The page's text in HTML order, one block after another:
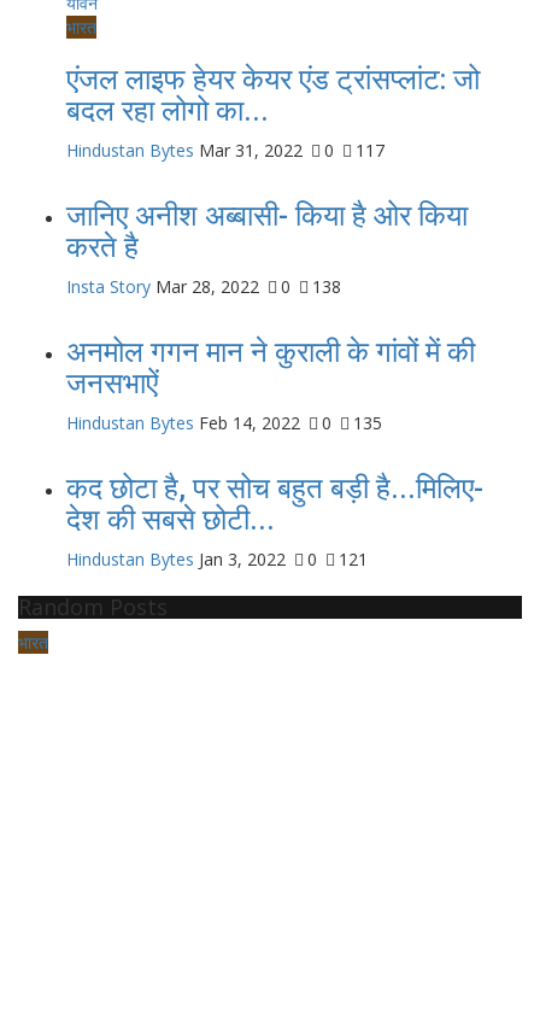
भारत
एंजल लाइफ हेयर केयर एंड ट्रांसप्लांट: जो
बदल रहा लोगो का...
Hindustan Bytes Mar 31, 2022 0 117
जानिए अनीश अब्बासी- किया है ओर किया
करते है
Insta Story Mar 28, 2022 0 138
अनमोल गगन मान ने कुराली के गांवों में की
जनसभाऐं
Hindustan Bytes Feb 14, 2022 0 135
कद छोटा है, पर सोच बहुत बड़ी है...मिलिए-
देश की सबसे छोटी...
Hindustan Bytes Jan 3, 2022 0 121
Random Posts
भारत